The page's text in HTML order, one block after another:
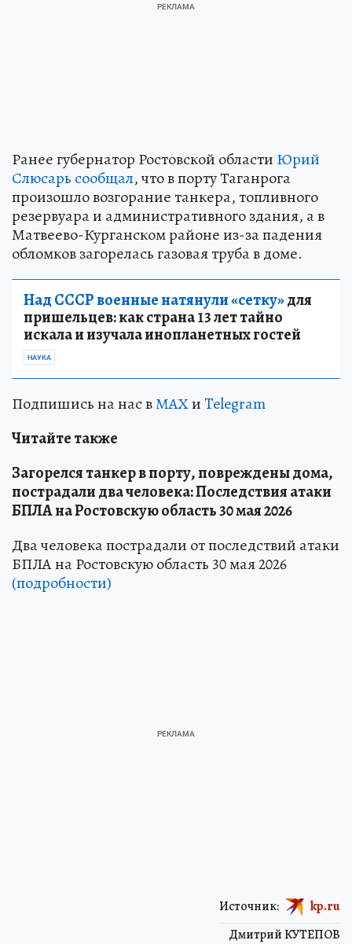
Ранее губернатор Ростовской области Юрий
Слюсарь сообщал, что в порту Таганрога
произошло возгорание танкера, топливного
резервуара и административного здания, а в
Матвеево-Курганском районе из-за падения
обломков загорелась газовая труба в доме.
Над СССР военные натянули «сетку»для
пришельцев: как страна 13 лет тайно
искала и изучала инопланетных гостей
НАУКА
Подпишись на нас вМАХиTelegram
Читайте также
Загорелся танкер в порту, повреждены дома,
пострадали два человека: Последствия атаки
БПЛА на Ростовскую область 30 мая 2026
Два человека пострадали от последствий атаки
БПЛА на Ростовскую область 30 мая 2026
(подробности)
Дмитрий КУТЕПОВ
Источник: kp.ru